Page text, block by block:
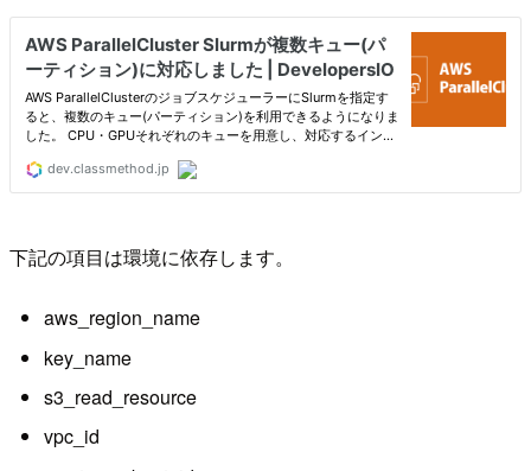
下記の項目は環境に依存します。
aws_region_name
key_name
s3_read_resource
vpc_id